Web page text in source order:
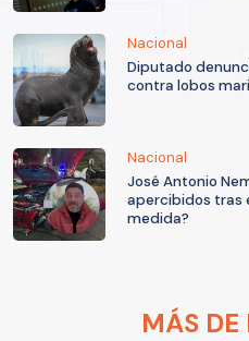
Nacional
Diputado
contra lobos
Nacional
José Antonio
apercibidos tras
medida?
MÁS